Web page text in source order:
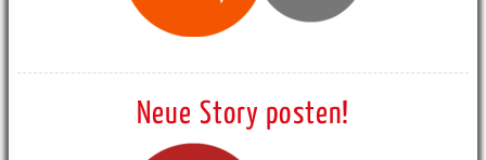
Neue Story posten!